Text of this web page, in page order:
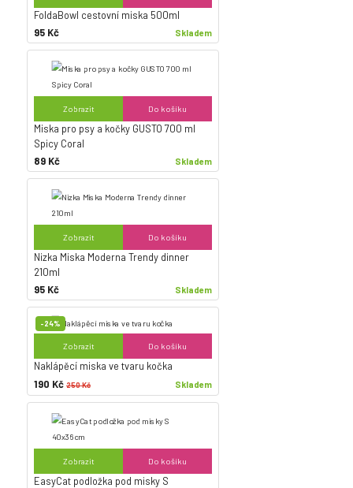
FoldaBowl cestovní miska 500ml
95 Kč
Skladem
Zobrazit Do košíku
Miska pro psy a kočky GUSTO 700 ml
Spicy Coral
89 Kč
Skladem
Zobrazit Do košíku
Nizka Miska Moderna Trendy dinner
210ml
95 Kč
Skladem
-24%
Zobrazit Do košíku
Naklápěcí miska ve tvaru kočka
190 Kč 250 Kč Skladem
Zobrazit Do košíku
EasyCat podložka pod misky S